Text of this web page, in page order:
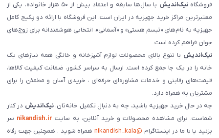
فروشگاهنیک‌اندیش
با سال‌ها سابقه و اعتماد بیش از ۵۰ هزار خانواده، یکی از
معتبرترین مراکز خرید جهیزیه در ایران است. این فروشگاه با ارائه دو پکیج کامل
جهیزیه به نام‌های «تبسم هستی» و «آسمانی»، انتخابی هوشمندانه برای زوج‌های
جوان فراهم کرده است.
نیک‌اندیش با تنوع بالای محصولات لوازم آشپزخانه و خانگی همه نیازهای یک
خانه را در یک جا جمع کرده است. ارسال به سراسر کشور، ضمانت کیفیت کالاها،
قیمت‌های رقابتی و خدمات مشاوره‌ای حرفه‌ای ، خریدی آسان و مطمئن را برای
مشتریان به همراه دارد.
چه در حال خرید جهیزیه باشید، چه به دنبال تکمیل خانه‌تان،نیک‌اندیش در کنار
شماست. برای مشاهده محصولات و خرید آنلاین، به سایت nikandish.ir سر
بزنید یا با ما در اینستاگرام @nikandish_kala
همراه شوید . همچنین جهت رفاه